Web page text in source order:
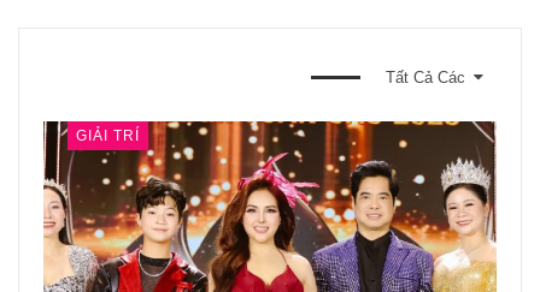
Tất Cả Các
GIẢI TRÍ